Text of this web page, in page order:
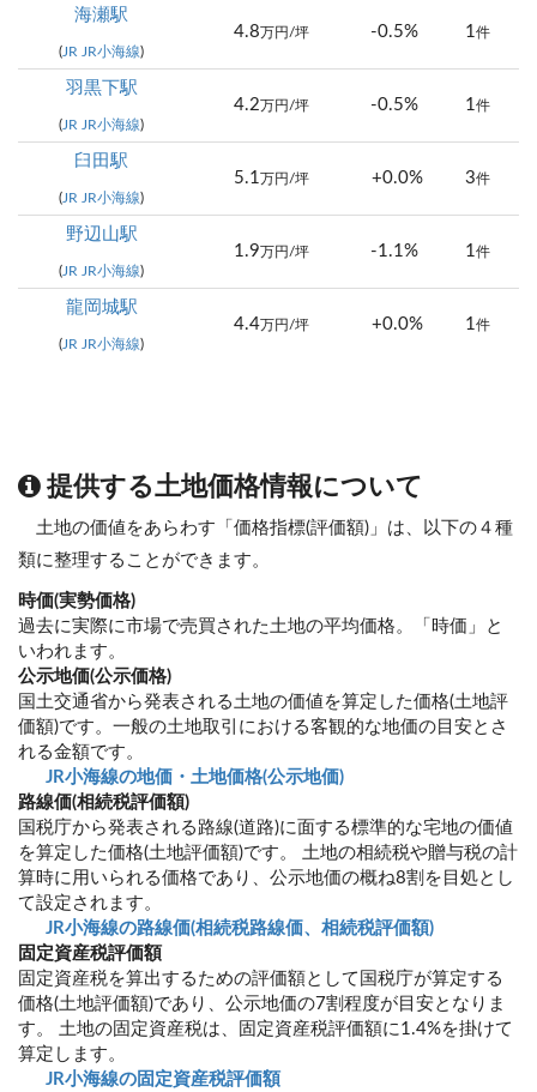
海瀬駅
(JR JR小海線)
4.8万円/坪 -0.5% 1件
羽黒下駅
(JR JR小海線)
4.2万円/坪 -0.5% 1件
臼田駅
(JR JR小海線)
5.1万円/坪 +0.0% 3件
野辺山駅
(JR JR小海線)
1.9万円/坪 -1.1% 1件
龍岡城駅
(JR JR小海線)
4.4万円/坪 +0.0% 1件
提供する土地価格情報について
土地の価値をあらわす「価格指標(評価額)」は、以下の４種
類に整理することができます。
時価(実勢価格)
過去に実際に市場で売買された土地の平均価格。「時価」と
いわれます。
公示地価(公示価格)
国土交通省から発表される土地の価値を算定した価格(土地評
価額)です。一般の土地取引における客観的な地価の目安とさ
れる金額です。
JR小海線の地価・土地価格(公示地価)
路線価(相続税評価額)
国税庁から発表される路線(道路)に面する標準的な宅地の価値
を算定した価格(土地評価額)です。 土地の相続税や贈与税の計
算時に用いられる価格であり、公示地価の概ね8割を目処とし
て設定されます。
JR小海線の路線価(相続税路線価、相続税評価額)
固定資産税評価額
固定資産税を算出するための評価額として国税庁が算定する
価格(土地評価額)であり、公示地価の7割程度が目安となりま
す。 土地の固定資産税は、固定資産税評価額に1.4%を掛けて
算定します。
JR小海線の固定資産税評価額